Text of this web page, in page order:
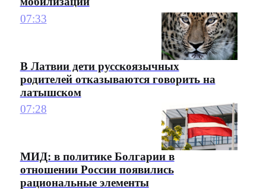
07:33
В Латвии дети русскоязычных
родителей отказываются говорить на
латышском
07:28
МИД: в политике Болгарии в
отношении России появились
рациональные элементы